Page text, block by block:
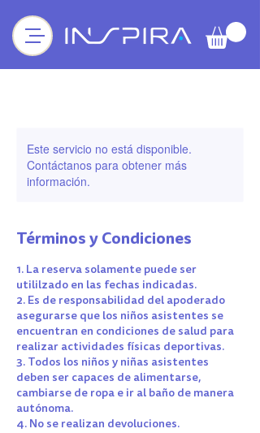
Este servicio no está disponible.
Contáctanos para obtener más
información.
Términos y Condiciones
1. La reserva solamente puede ser
utililzado en las fechas indicadas.
2. Es de responsabilidad del apoderado
asegurarse que los niños asistentes se
encuentran en condiciones de salud para
realizar actividades físicas deportivas.
3. Todos los niños y niñas asistentes
deben ser capaces de alimentarse,
cambiarse de ropa e ir al baño de manera
autónoma.
4. No se realizan devoluciones.